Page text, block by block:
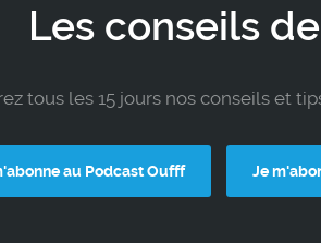
Les conseils
tous les 15 jours nos conseils et
au Podcast Oufff Je